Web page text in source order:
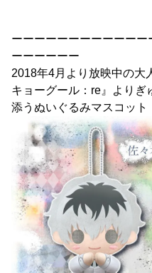
ーーーーーーーーーーー
ーーーーーー
2018年4月より放映中の大
キョーグール：re』よりぎ
添うぬいぐるみマスコット